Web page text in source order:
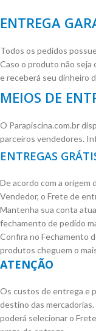
ENTREGA
Todos os pedidos
Caso o produto não
e receberá seu dinheiro
MEIOS DE
O Parapiscina.com.br
parceiros vendedores.
ENTREGAS
De acordo com a origem
Vendedor, o Frete de
Mantenha sua conta
fechamento de pedido
Confira no Fechamento
produtos cheguem o
ATENÇÃO
Os custos de entrega e
destino das
poderá selecionar o